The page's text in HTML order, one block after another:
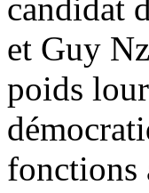
candidat
et Guy
poids
fonctions